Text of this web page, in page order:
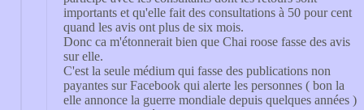
importants et qu'elle fait des consultations à 50 pour cent
quand les avis ont plus de six mois.
Donc ca m'étonnerait bien que Chai roose fasse des avis
sur elle.
C'est la seule médium qui fasse des publications non
payantes sur Facebook qui alerte les personnes ( bon la
elle annonce la guerre mondiale depuis quelques années )